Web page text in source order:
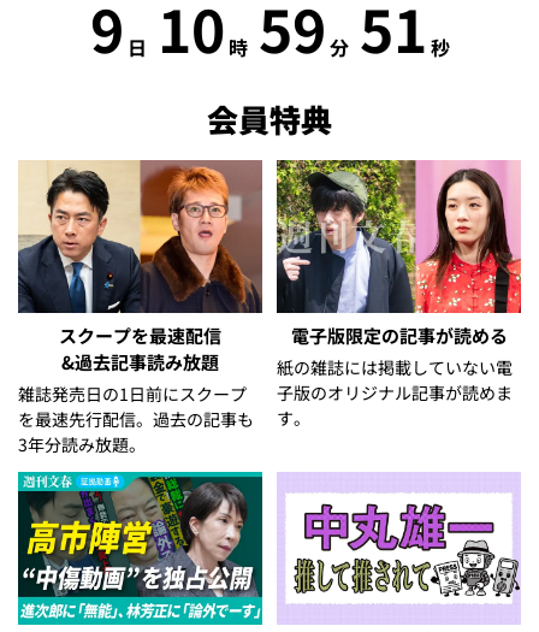
9 日 10 時 59 分 51 秒
会員特典
スクープを最速配信
&過去記事読み放題
雑誌発売日の1日前にスクープ
を最速先行配信。過去の記事も
3年分読み放題。
電子版限定の記事が読める
紙の雑誌には掲載していない電
子版のオリジナル記事が読めま
す。